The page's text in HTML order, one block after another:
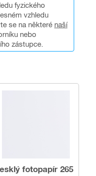
fyzického
vzhledu
se na některé naší
nebo
zástupce.
lesklý fotopapír 265